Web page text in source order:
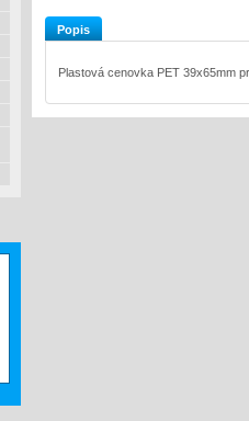
Popis
Plastová cenovka PET 39x65mm